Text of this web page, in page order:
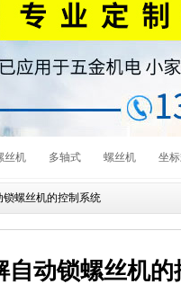
丝机 多轴式 螺丝机 坐
锁螺丝机的控制系统
自动锁螺丝机的